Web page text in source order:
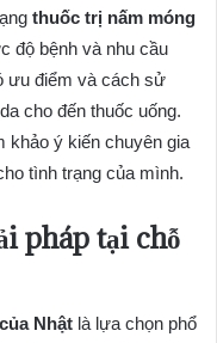
thuốc trị nấm móng
độ bệnh và nhu cầu
ưu điểm và cách sử
cho đến thuốc uống.
khảo ý kiến chuyên gia
tình trạng của mình.
pháp tại chỗ
Nhật là lựa chọn phổ